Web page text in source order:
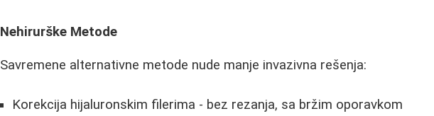
Nehirurške Metode
Savremene alternativne metode nude manje invazivna rešenja:
Korekcija hijaluronskim filerima - bez rezanja, sa bržim oporavkom